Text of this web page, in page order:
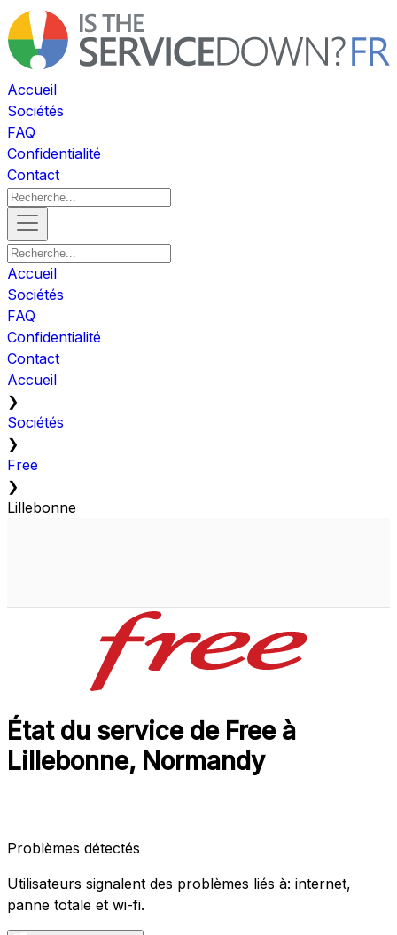
Accueil
Sociétés
FAQ
Confidentialité
Contact
Accueil
Sociétés
FAQ
Confidentialité
Contact
Accueil
❯
Sociétés
❯
Free
❯
Lillebonne
État du service de Free à
Lillebonne, Normandy
Problèmes détectés
Utilisateurs signalent des problèmes liés à: internet,
panne totale et wi-fi.